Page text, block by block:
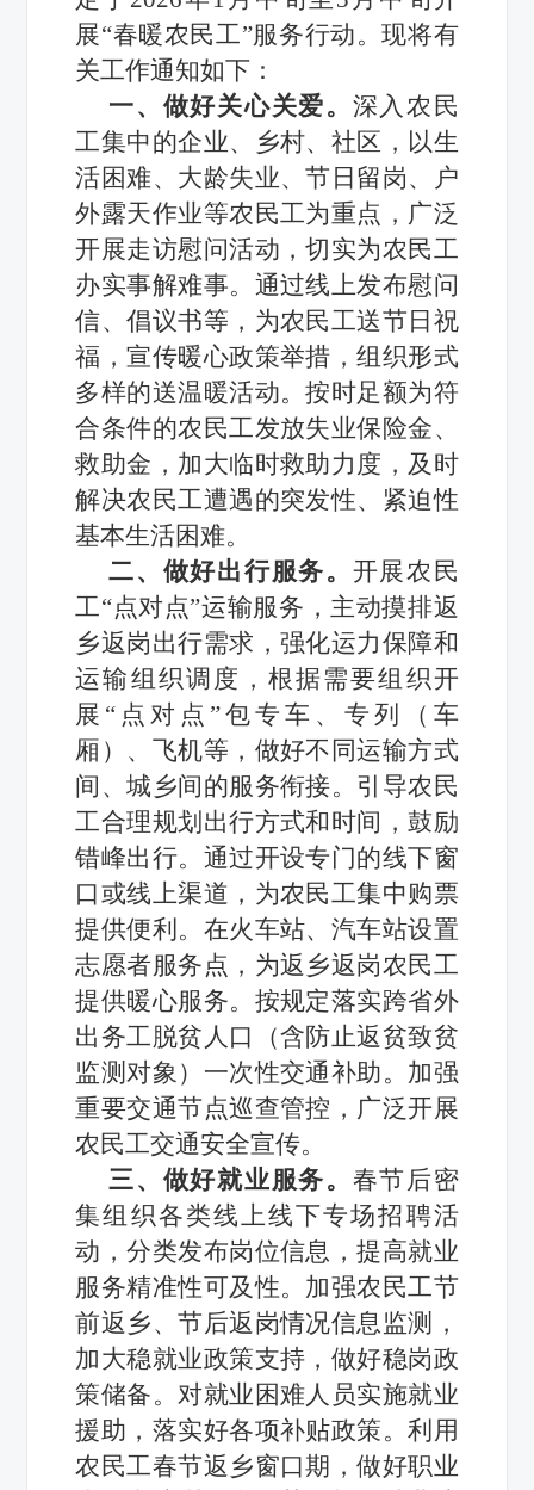
展“春暖农民工”服务行动。现将有
关工作通知如下：
一、做好关心关爱。 深入农民
工集中的企业、乡村、社区，以生
活困难、大龄失业、节日留岗、户
外露天作业等农民工为重点，广泛
开展走访慰问活动，切实为农民工
办实事解难事。通过线上发布慰问
信、倡议书等，为农民工送节日祝
福，宣传暖心政策举措，组织形式
多样的送温暖活动。按时足额为符
合条件的农民工发放失业保险金、
救助金，加大临时救助力度，及时
解决农民工遭遇的突发性、紧迫性
基本生活困难。
二、做好出行服务。 开展农民
工“点对点”运输服务，主动摸排返
乡返岗出行需求，强化运力保障和
运输组织调度，根据需要组织开
展“点对点”包专车、专列（车
厢）、飞机等，做好不同运输方式
间、城乡间的服务衔接。引导农民
工合理规划出行方式和时间，鼓励
错峰出行。通过开设专门的线下窗
口或线上渠道，为农民工集中购票
提供便利。在火车站、汽车站设置
志愿者服务点，为返乡返岗农民工
提供暖心服务。按规定落实跨省外
出务工脱贫人口（含防止返贫致贫
监测对象）一次性交通补助。加强
重要交通节点巡查管控，广泛开展
农民工交通安全宣传。
三、做好就业服务。 春节后密
集组织各类线上线下专场招聘活
动，分类发布岗位信息，提高就业
服务精准性可及性。加强农民工节
前返乡、节后返岗情况信息监测，
加大稳就业政策支持，做好稳岗政
策储备。对就业困难人员实施就业
援助，落实好各项补贴政策。利用
农民工春节返乡窗口期，做好职业